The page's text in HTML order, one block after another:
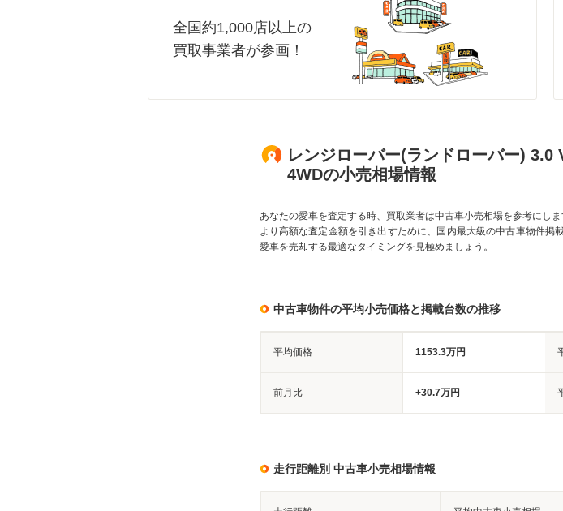
全国約1,000店以上の
買取事業者が参画！
レンジローバー(ランドローバー) 3.0
4WDの小売相場情報
あなたの愛車を査定する時、買取業者は中古車小売相場を参考にしま
より高額な査定金額を引き出すために、国内最大級の中古車物件掲
愛車を売却する最適なタイミングを見極めましょう。
中古車物件の平均小売価格と掲載台数の推移
平均価格 1153.3万円
前月比 +30.7万円
走行距離別 中古車小売相場情報